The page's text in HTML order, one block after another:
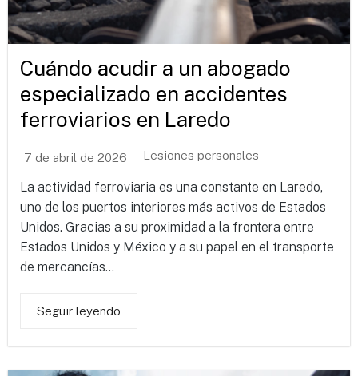
Cuándo acudir a un abogado
especializado en accidentes
ferroviarios en Laredo
7 de abril de 2026 Lesiones personales
La actividad ferroviaria es una constante en Laredo,
uno de los puertos interiores más activos de Estados
Unidos. Gracias a su proximidad a la frontera entre
Estados Unidos y México y a su papel en el transporte
de mercancías...
Seguir leyendo